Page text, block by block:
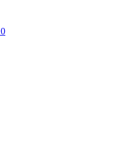
0